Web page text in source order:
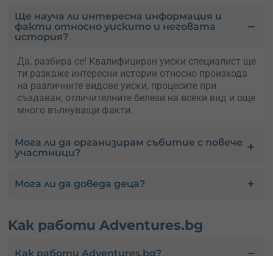
Ще науча ли интересна информация и
факти относно уискито и неговата
история?
Да, разбира се! Квалифициран уиски специалист ще
ти разкаже интересни истории относно произхода
на различните видове уиски, процесите при
създаван, отличителните белези на всеки вид и още
много вълнуващи факти.
Мога ли да организирам събитие с повече
участници?
Мога ли да доведа деца?
Kак работи Adventures.bg
Как работи Adventures.bg?